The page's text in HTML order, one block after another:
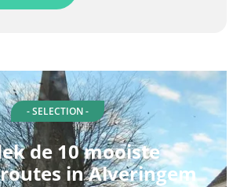
- SELECTION -
de 10 mooiste
in Alveringem